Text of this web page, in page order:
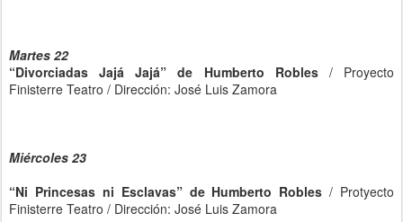
Martes 22
“Divorciadas Jajá Jajá” de Humberto Robles/ Proyecto
Finisterre Teatro / Dirección: José Luis Zamora
Miércoles 23
“Ni Princesas ni Esclavas” de Humberto Robles / Protyecto
Finisterre Teatro / Dirección: José Luis Zamora